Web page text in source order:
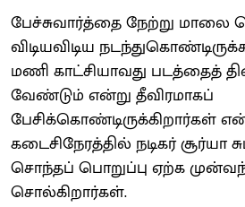
பேச்சுவார்த்தை நேற்று மாலை
விடியவிடிய
மணி காட்சியாவது படத்தைத்
வேண்டும் என்று தீவிரமாகப்
பேசிக்கொண்டிருக்கிறார்கள்
கடைசிநேரத்தில் நடிகர் சூர்யா
சொந்தப் பொறுப்பு ஏற்க
சொல்கிறார்கள்.